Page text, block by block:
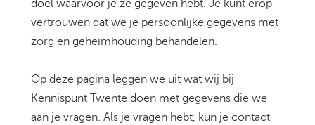
doel waarvoor je ze gegeven hebt. Je kunt erop
vertrouwen dat we je persoonlijke gegevens met
zorg en geheimhouding behandelen.
Op deze pagina leggen we uit wat wij bij
Kennispunt Twente doen met gegevens die we
aan je vragen. Als je vragen hebt, kun je contact